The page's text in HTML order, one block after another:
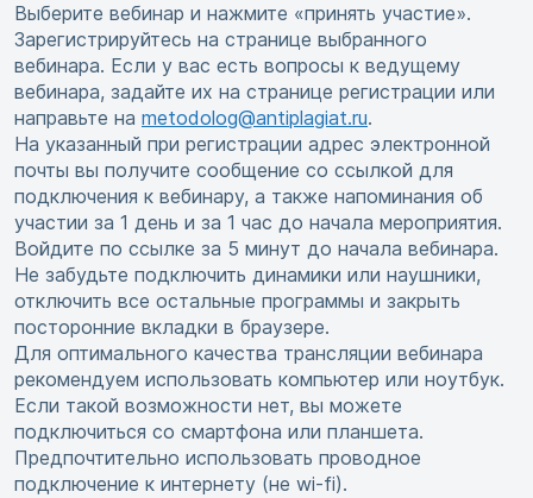
Выберите вебинар и нажмите «принять участие».
Зарегистрируйтесь на странице выбранного
вебинара. Если у вас есть вопросы к ведущему
вебинара, задайте их на странице регистрации или
направьте на metodolog@antiplagiat.ru.
На указанный при регистрации адрес электронной
почты вы получите сообщение со ссылкой для
подключения к вебинару, а также напоминания об
участии за 1 день и за 1 час до начала мероприятия.
Войдите по ссылке за 5 минут до начала вебинара.
Не забудьте подключить динамики или наушники,
отключить все остальные программы и закрыть
посторонние вкладки в браузере.
Для оптимального качества трансляции вебинара
рекомендуем использовать компьютер или ноутбук.
Если такой возможности нет, вы можете
подключиться со смартфона или планшета.
Предпочтительно использовать проводное
подключение к интернету (не wi-fi).